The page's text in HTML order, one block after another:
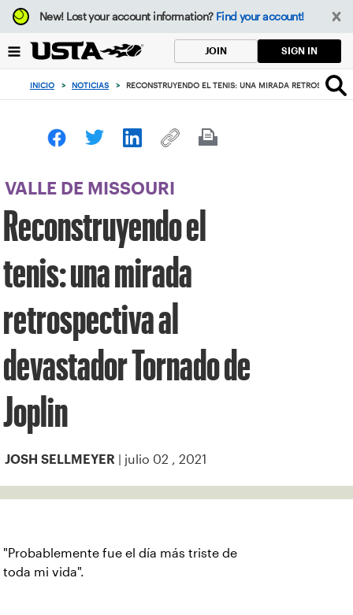
Enfoque
desde
botón
volver
principio
New!Lost your account information? Find your account!
JOIN SIGN IN
INICIO > NOTICIAS > RECONSTRUYENDO EL TENIS: UNA MIRADA
VALLE DE MISSOURI
Reconstruyendo el
tenis: una mirada
retrospectiva al
devastador Tornado de
Joplin
JOSH SELLMEYER | julio 02 , 2021
"Probablemente fue el día más triste de
toda mi vida".